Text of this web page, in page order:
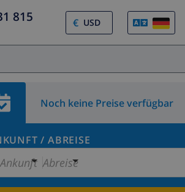
815 €
Noch keine Preise verfügbar
/ ABREISE
Ankunft Abreise